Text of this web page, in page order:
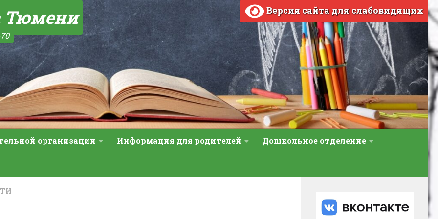
Тюмени Версия сайта для слабовидящих
организации Информация для родителей Дошкольное отделение